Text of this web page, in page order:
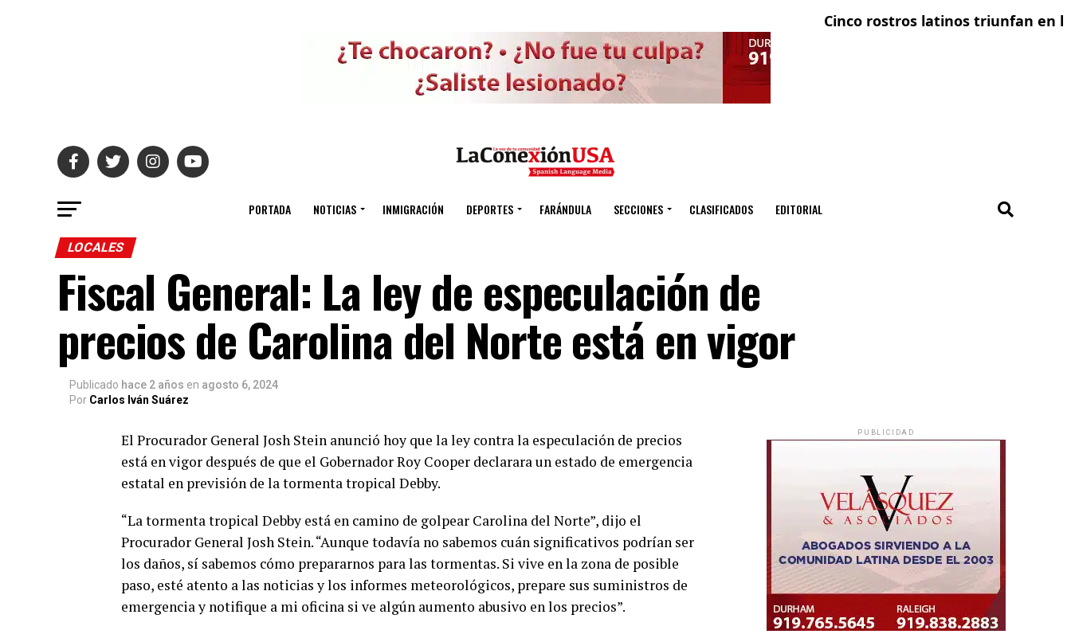
Cinco rostros latinos triunfan en laEl
PORTADA NOTICIAS INMIGRACIÓN DEPORTES FARÁNDULA SECCIONES CLASIFICADOS EDITORIAL
LOCALES
Fiscal General: La ley de especulación de
precios de Carolina del Norte está en vigor
Publicado hace 2 años en agosto 6, 2024
Por Carlos Iván Suárez
El Procurador General Josh Stein anunció hoy que la ley contra la especulación de precios
está en vigor después de que el Gobernador Roy Cooper declarara un estado de emergencia
estatal en previsión de la tormenta tropical Debby.
“La tormenta tropical Debby está en camino de golpear Carolina del Norte”, dijo el
Procurador General Josh Stein. “Aunque todavía no sabemos cuán significativos podrían ser
los daños, sí sabemos cómo prepararnos para las tormentas. Si vive en la zona de posible
paso, esté atento a las noticias y los informes meteorológicos, prepare sus suministros de
emergencia y notifique a mi oficina si ve algún aumento abusivo en los precios”.
PUBLICIDAD